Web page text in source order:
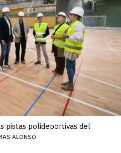
pistas polideportivas del
ALONSO